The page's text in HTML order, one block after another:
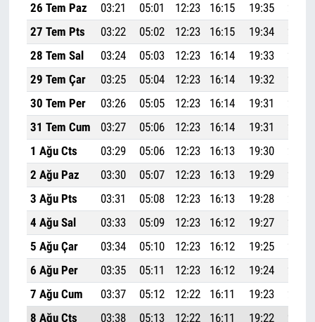
26 Tem Paz
03:21 05:01 12:23 16:15 19:35
27 Tem Pts
03:22 05:02 12:23 16:15 19:34
28 Tem Sal
03:24 05:03 12:23 16:14 19:33
29 Tem Çar
03:25 05:04 12:23 16:14 19:32
30 Tem Per
03:26 05:05 12:23 16:14 19:31
31 Tem Cum
03:27 05:06 12:23 16:14 19:31
1 Ağu Cts
03:29 05:06 12:23 16:13 19:30
2 Ağu Paz
03:30 05:07 12:23 16:13 19:29
3 Ağu Pts
03:31 05:08 12:23 16:13 19:28
4 Ağu Sal
03:33 05:09 12:23 16:12 19:27
5 Ağu Çar
03:34 05:10 12:23 16:12 19:25
6 Ağu Per
03:35 05:11 12:23 16:12 19:24
7 Ağu Cum
03:37 05:12 12:22 16:11 19:23
8 Ağu Cts
03:38 05:13 12:22 16:11 19:22